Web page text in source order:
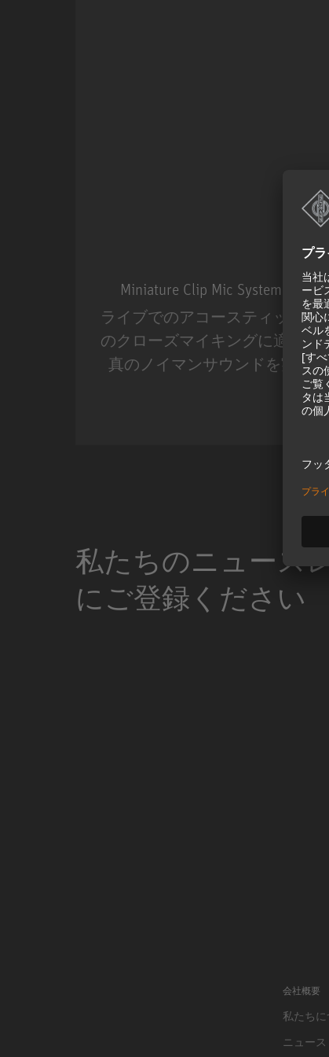
Miniature Clip Mic System MCM
ライブでのアコースティック楽
のクローズマイキングに適した
真のノイマンサウンドを実現。
Miniature Clip Mic
私たちのニュース
にご登録ください
会社概要
私たちに
ニュース